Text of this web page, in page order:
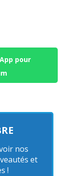
pour
nos
et
!